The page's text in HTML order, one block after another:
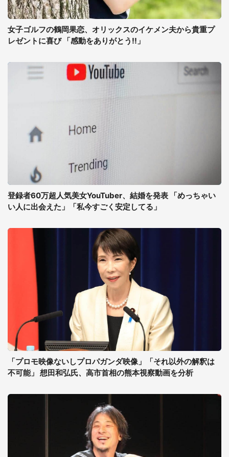
女子ゴルフの鶴岡果恋、オリックスのイケメン夫から貴重プ
レゼントに喜び 「感動をありがとう!!」
登録者60万超人気美女YouTuber、結婚を発表 「めっちゃい
い人に出会えた」「私今すごく安定してる」
「プロモ映像ないしプロパガンダ映像」「それ以外の解釈は
不可能」 想田和弘氏、高市首相の熊本視察動画を分析